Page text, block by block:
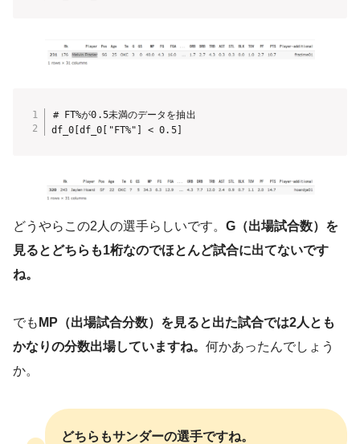
# FT%が0.5未満のデータを抽出
df_0[df_0["FT%"] < 0.5]
どうやらこの2人の選手らしいです。 G（出場試合数）を
見るとどちらも1桁なのでほとんど試合に出てないです
ね。
でも MP（出場試合分数）を見ると出た試合では2人とも
かなりの分数出場していますね。 何かあったんでしょう
か。
どちらもサンダーの選手ですね。